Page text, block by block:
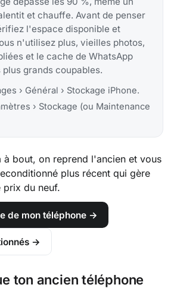
et chauffe. Avant de penser
l'espace disponible et
n'utilisez plus, vieilles photos,
et le cache de WhatsApp
grands coupables.
› Général › Stockage iPhone.
› Stockage (ou Maintenance
à bout, on reprend l'ancien et vous
plus récent qui gère
prix du neuf.
de mon téléphone →
→
ton ancien téléphone